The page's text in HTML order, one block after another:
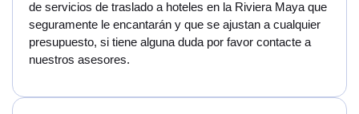
de servicios de traslado a hoteles en la Riviera Maya que
seguramente le encantarán y que se ajustan a cualquier
presupuesto, si tiene alguna duda por favor contacte a
nuestros asesores.